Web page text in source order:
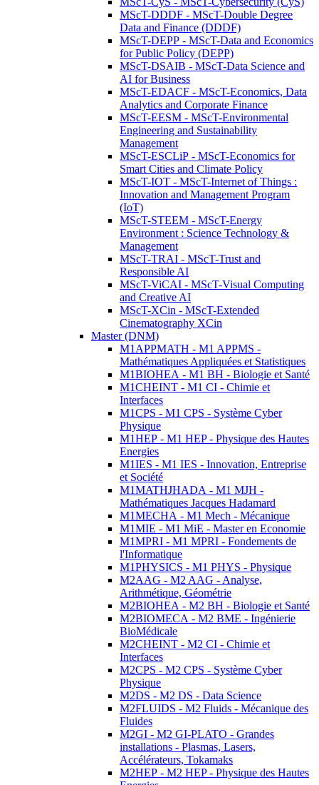
MScT-DDDF - MScT-Double Degree
Data and Finance (DDDF)
MScT-DEPP - MScT-Data and Economics
for Public Policy (DEPP)
MScT-DSAIB - MScT-Data Science and
AI for Business
MScT-EDACF - MScT-Economics, Data
Analytics and Corporate Finance
MScT-EESM - MScT-Environmental
Engineering and Sustainability
Management
MScT-ESCLiP - MScT-Economics for
Smart Cities and Climate Policy
MScT-IOT - MScT-Internet of Things :
Innovation and Management Program
(IoT)
MScT-STEEM - MScT-Energy
Environment : Science Technology &
Management
MScT-TRAI - MScT-Trust and
Responsible AI
MScT-ViCAI - MScT-Visual Computing
and Creative AI
MScT-XCin - MScT-Extended
Cinematography XCin
Master (DNM)
M1APPMATH - M1 APPMS -
Mathématiques Appliquées et Statistiques
M1BIOHEA - M1 BH - Biologie et Santé
M1CHEINT - M1 CI - Chimie et
Interfaces
M1CPS - M1 CPS - Système Cyber
Physique
M1HEP - M1 HEP - Physique des Hautes
Energies
M1IES - M1 IES - Innovation, Entreprise
et Société
M1MATHJHADA - M1 MJH -
Mathématiques Jacques Hadamard
M1MECHA - M1 Mech - Mécanique
M1MIE - M1 MiE - Master en Economie
M1MPRI - M1 MPRI - Fondements de
l'Informatique
M1PHYSICS - M1 PHYS - Physique
M2AAG - M2 AAG - Analyse,
Arithmétique, Géométrie
M2BIOHEA - M2 BH - Biologie et Santé
M2BIOMECA - M2 BME - Ingénierie
BioMédicale
M2CHEINT - M2 CI - Chimie et
Interfaces
M2CPS - M2 CPS - Système Cyber
Physique
M2DS - M2 DS - Data Science
M2FLUIDS - M2 Fluids - Mécanique des
Fluides
M2GI - M2 GI-PLATO - Grandes
installations - Plasmas, Lasers,
Accélérateurs, Tokamaks
M2HEP - M2 HEP - Physique des Hautes